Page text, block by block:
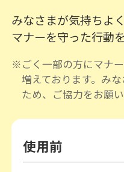
みなさまが気持ちよ
マナーを守った行動
※ごく一部の方にマナ
増えております。み
ため、ご協力をお願い
使用前